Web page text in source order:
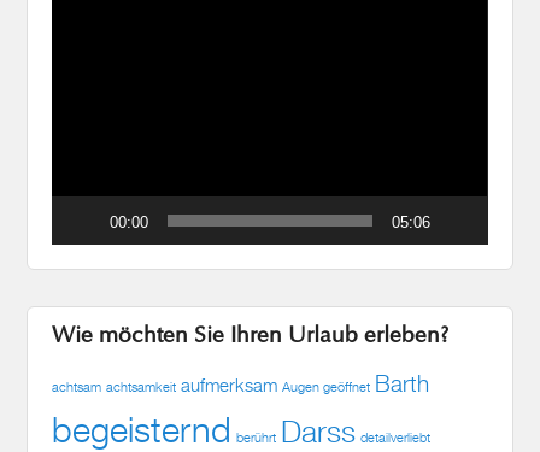
00:00 05:06
Wie möchten Sie Ihren Urlaub erleben?
achtsam achtsamkeit aufmerksam Augen geöffnet Barth
begeisternd berührt Darss detailverliebt